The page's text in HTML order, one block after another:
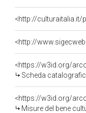
<http://culturaitalia.it/
<https://w3id.org/
Scheda
<https://w3id.org/
Misure del bene